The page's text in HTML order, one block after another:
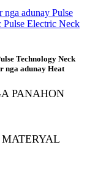
Technology Neck
nga adunay Heat
PANAHON